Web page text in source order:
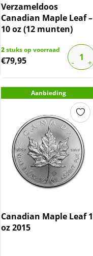
Verzameldoos
Canadian Maple Leaf –
10 oz (12 munten)
2stuks op voorraad
€79,95
Aanbieding
Canadian Maple Leaf 1
oz 2015